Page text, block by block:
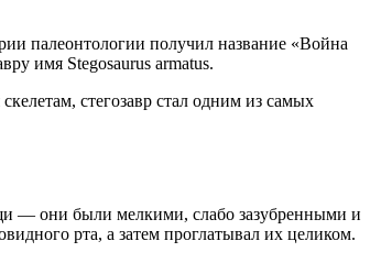
палеонтологии получил название «Война
имя Stegosaurus armatus.
стегозавр стал одним из самых
— они были мелкими, слабо зазубренными и
рта, а затем проглатывал их целиком.